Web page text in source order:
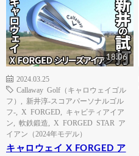
18:06
2024.03.25
Callaway Golf（キャロウェイゴル
フ）
新井淳-スコアパーソナルゴル
フ-
X FORGED
キャビティアイア
ン
軟鉄鍛造
X FORGED STAR ア
イアン（2024年モデル）
キャロウェイ X FORGED ア